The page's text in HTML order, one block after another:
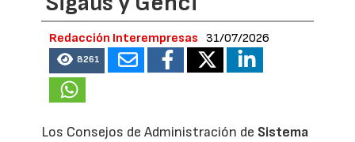
Redacción Interempresas 31/07/2026
8261
Los Consejos de Administración de Sistema